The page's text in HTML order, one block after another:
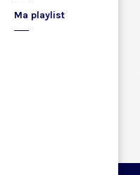
Ma playlist